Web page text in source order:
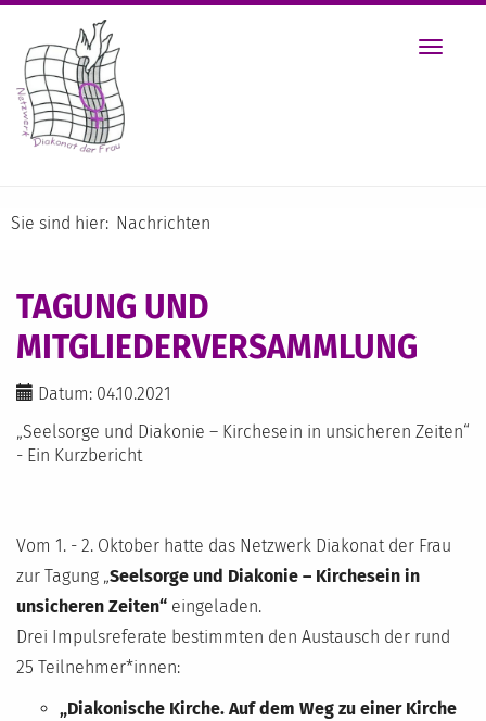
Toggle
Sie sind hier: Nachrichten
TAGUNG UND
MITGLIEDERVERSAMMLUNG
Datum: 04.10.2021
„Seelsorge und Diakonie – Kirchesein in unsicheren Zeiten“
- Ein Kurzbericht
Vom 1. - 2. Oktober hatte das Netzwerk Diakonat der Frau
zur Tagung „Seelsorge und Diakonie – Kirchesein in
unsicheren Zeiten“ eingeladen.
Drei Impulsreferate bestimmten den Austausch der rund
25 Teilnehmer*innen:
„Diakonische Kirche. Auf dem Weg zu einer Kirche